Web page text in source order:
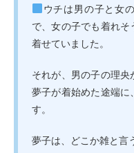
ウチは男の子と女
で、女の子でも着れそ
着せていました。
それが、男の子の理央
夢子が着始めた途端に
す。
夢子は、どこか雑と言